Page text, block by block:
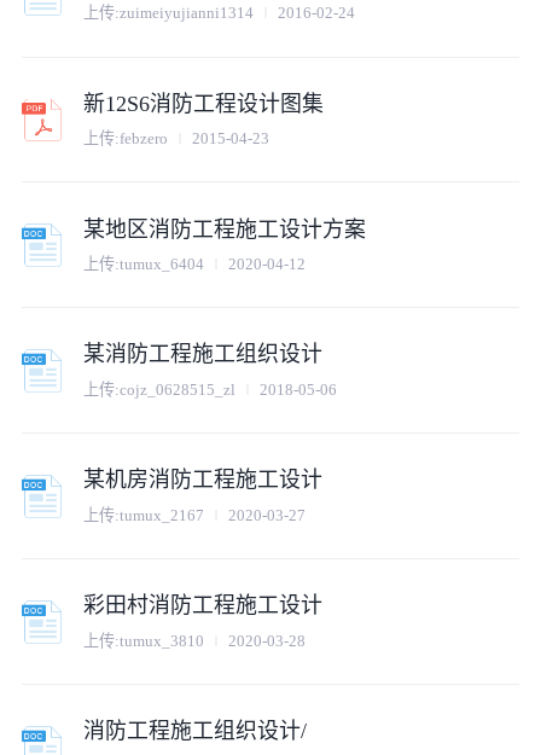
上传:zuimeiyujianni1314 2016-02-24
新12S6消防工程设计图集
上传:febzero 2015-04-23
某地区消防工程施工设计方案
上传:tumux_6404 2020-04-12
某消防工程施工组织设计
上传:cojz_0628515_zl 2018-05-06
某机房消防工程施工设计
上传:tumux_2167 2020-03-27
彩田村消防工程施工设计
上传:tumux_3810 2020-03-28
消防工程施工组织设计/